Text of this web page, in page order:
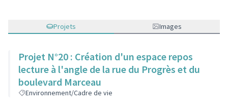
Projets Images
Projet N°20 : Création d'un espace repos
lecture à l'angle de la rue du Progrès et du
boulevard Marceau
Environnement/Cadre de vie